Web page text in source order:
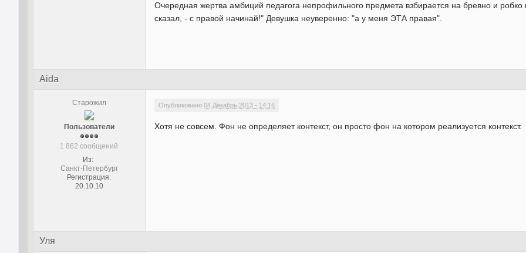
Очередная жертва амбиций педагога непрофильного предмета взбирается на бревно и
сказал, - с правой начинай!" Девушка неуверенно: "а у меня ЭТА правая".
Aida
Старожил
Пользователи
1 862 сообщений
Из:
Санкт-Петербург
Регистрация:
20.10.10
Опубликовано04 Декабрь 2013 - 14:16
Хотя не совсем. Фон не определяет контекст, он просто фон на котором реализуется
Уля